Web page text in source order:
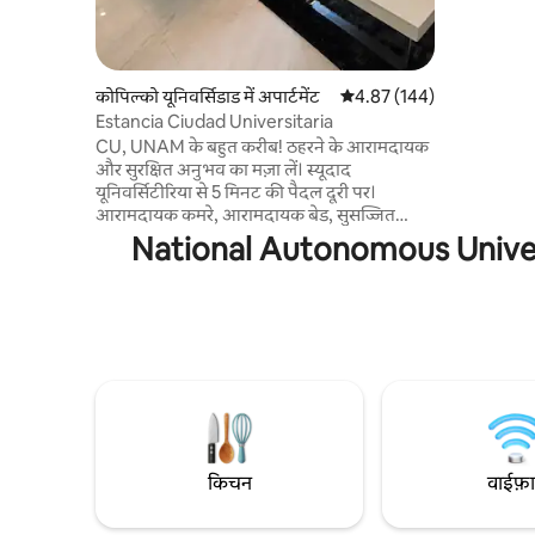
कोपिल्को यूनिवर्सिडाड में अपार्टमेंट औसत रेटिंग 5 में से 4.87, 144
4.87 (144)
Estancia Ciudad Universitaria
CU, UNAM के बहुत करीब! ठहरने के आरामदायक
और सुरक्षित अनुभव का मज़ा लें। स्यूदाद
यूनिवर्सिटीरिया से 5 मिनट की पैदल दूरी पर।
आरामदायक कमरे, आरामदायक बेड, सुसज्जित
किचन, डाइनिंग रूम, टीवी - फुल एचडी वाला लिविंग
रूम। काम करने की जगह, हाई स्पीड वाई - फ़ाई। 24
National Autonomous
किचन